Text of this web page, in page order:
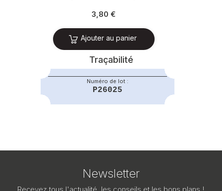
3,80 €Prix
Ajouter au panier
Traçabilité
Numéro de lot :
P26025
Newsletter
Reçevez tous l'actualité, les conseils et les bons plans !